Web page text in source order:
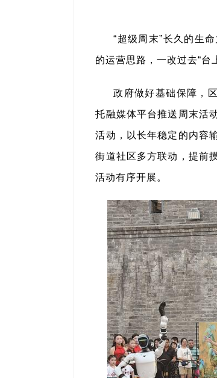
“超级周末”长久的生
的运营思路，一改过去“台
政府做好基础保障，
托融媒体平台推送周末活
活动，以长年稳定的内容
街道社区多方联动，提前
活动有序开展。